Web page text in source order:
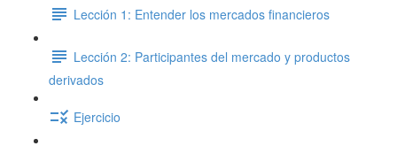
Lección 1: Entender los mercados financieros
Lección 2: Participantes del mercado y productos
derivados
Ejercicio